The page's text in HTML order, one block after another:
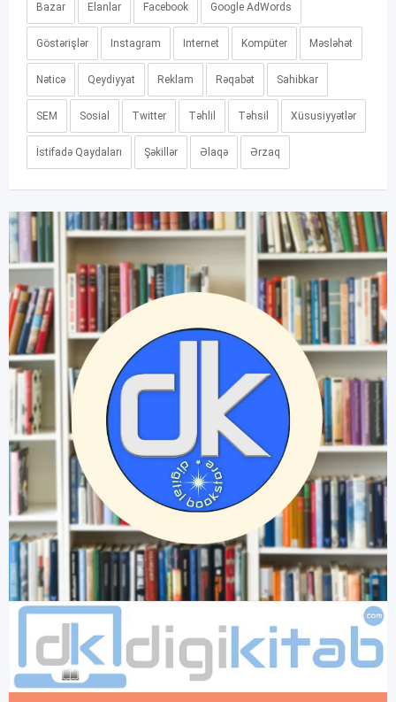
Bazar Elanlar Facebook Google AdWords
Göstərişlər Instagram Internet Kompüter Məsləhət
Nəticə Qeydiyyat Reklam Rəqabət Sahibkar
SEM Sosial Twitter Təhlil Təhsil Xüsusiyyətlər
İstifadə Qaydaları Şəkillər Əlaqə Ərzaq